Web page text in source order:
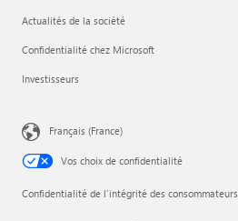
Actualités de la société
Confidentialité chez Microsoft
Investisseurs
Français (France)
Vos choix de confidentialité
Confidentialité de l’intégrité des consommateurs